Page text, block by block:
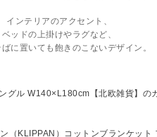
インテリアのアクセント、
ベッドの上掛けやラグなど、
に置いても飽きのこないデザイン。